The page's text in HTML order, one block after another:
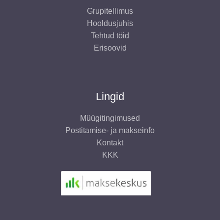
Grupitellimus
Hooldusjuhis
Tehtud töid
Erisoovid
Lingid
Müügitingimused
Postitamise- ja makseinfo
Kontakt
KKK